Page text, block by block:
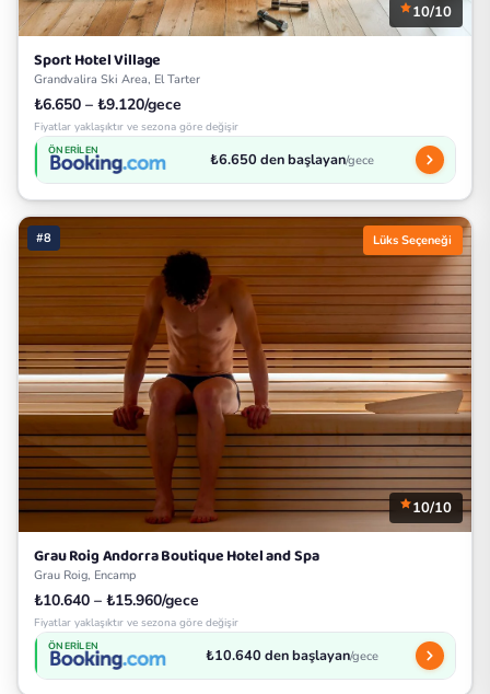
10/10
Sport Hotel Village
Grandvalira Ski Area, El Tarter
₺6.650 – ₺9.120/gece
Fiyatlar yaklaşıktır ve sezona göre değişir
ÖNERILEN ₺6.650 den başlayan/gece
#8 Lüks Seçeneği
10/10
Grau Roig Andorra Boutique Hotel and Spa
Grau Roig, Encamp
₺10.640 – ₺15.960/gece
Fiyatlar yaklaşıktır ve sezona göre değişir
ÖNERILEN ₺10.640 den başlayan/gece